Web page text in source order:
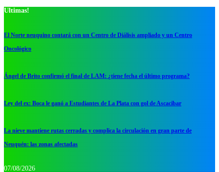
Ultimas!
El Norte neuquino contará con un Centro de Diálisis ampliado y un Centro
Oncológico
Ángel de Brito confirmó el final de LAM: ¿tiene fecha el último programa?
Ley del ex: Boca le ganó a Estudiantes de La Plata con gol de Ascacibar
La nieve mantiene rutas cerradas y complica la circulación en gran parte de
Neuquén: las zonas afectadas
07/08/2026